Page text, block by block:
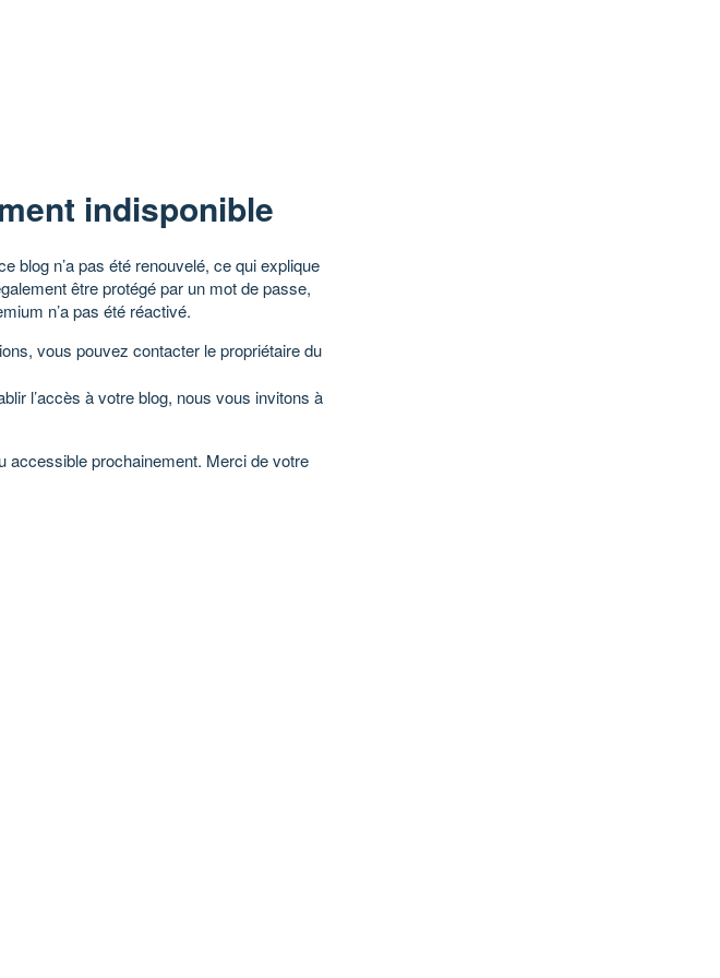
indisponible
blog n’a pas été renouvelé, ce qui explique
être protégé par un mot de passe,
n’a pas été réactivé.
vous pouvez contacter le propriétaire du
l’accès à votre blog, nous vous invitons à
accessible prochainement. Merci de votre